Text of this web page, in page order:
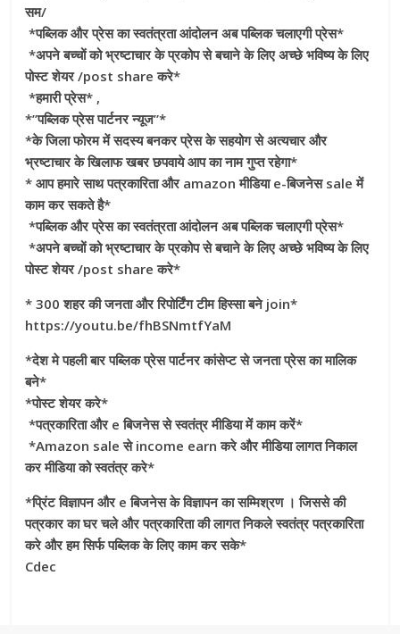
सम/
*पब्लिक और प्रेस का स्वतंत्रता आंदोलन अब पब्लिक चलाएगी प्रेस*
*अपने बच्चों को भ्रष्टाचार के प्रकोप से बचाने के लिए अच्छे भविष्य के लिए
पोस्ट शेयर /post share करे*
*हमारी प्रेस* ,
*”पब्लिक प्रेस पार्टनर न्यूज”*
*के जिला फोरम में सदस्य बनकर प्रेस के सहयोग से अत्यचार और
भ्रष्टाचार के खिलाफ खबर छपवाये आप का नाम गुप्त रहेगा*
* आप हमारे साथ पत्रकारिता और amazon मीडिया e-बिजनेस sale में
काम कर सकते है*
*पब्लिक और प्रेस का स्वतंत्रता आंदोलन अब पब्लिक चलाएगी प्रेस*
*अपने बच्चों को भ्रष्टाचार के प्रकोप से बचाने के लिए अच्छे भविष्य के लिए
पोस्ट शेयर /post share करे*
* 300 शहर की जनता और रिपोर्टिंग टीम हिस्सा बने join*
https://youtu.be/fhBSNmtfYaM
*देश मे पहली बार पब्लिक प्रेस पार्टनर कांसेप्ट से जनता प्रेस का मालिक
बने*
*पोस्ट शेयर करे*
*पत्रकारिता और e बिजनेस से स्वतंत्र मीडिया में काम करें*
*Amazon sale से income earn करे और मीडिया लागत निकाल
कर मीडिया को स्वतंत्र करे*
*प्रिंट विज्ञापन और e बिजनेस के विज्ञापन का सम्मिश्रण । जिससे की
पत्रकार का घर चले और पत्रकारिता की लागत निकले स्वतंत्र पत्रकारिता
करे और हम सिर्फ पब्लिक के लिए काम कर सके*
Cdec